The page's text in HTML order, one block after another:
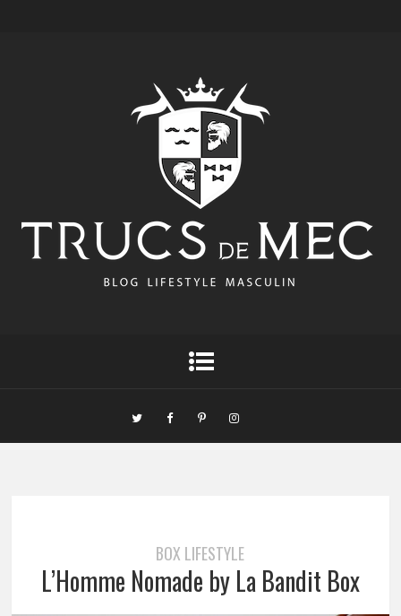
BOX LIFESTYLE
L’Homme Nomade by La Bandit Box